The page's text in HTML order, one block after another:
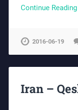
Continue
2016-06-19
Iran –